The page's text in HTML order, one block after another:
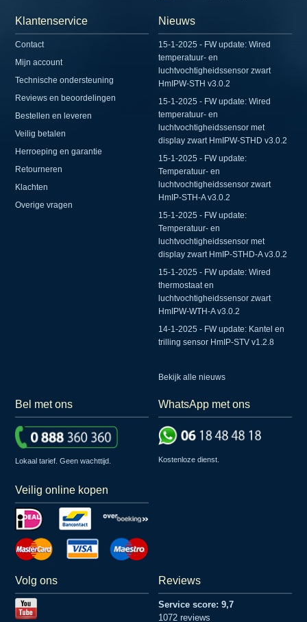
Klantenservice
Contact
Mijn account
Technische ondersteuning
Reviews en beoordelingen
Bestellen en leveren
Veilig betalen
Herroeping en garantie
Retourneren
Klachten
Overige vragen
Nieuws
15-1-2025 - FW update: Wired
temperatuur- en
luchtvochtigheidssensor zwart
HmIPW-STH v3.0.2
15-1-2025 - FW update: Wired
temperatuur- en
luchtvochtigheidssensor met
display zwart HmIPW-STHD v3.0.2
15-1-2025 - FW update:
Temperatuur- en
luchtvochtigheidssensor zwart
HmIP-STH-A v3.0.2
15-1-2025 - FW update:
Temperatuur- en
luchtvochtigheidssensor met
display zwart HmIP-STHD-A v3.0.2
15-1-2025 - FW update: Wired
thermostaat en
luchtvochtigheidssensor zwart
HmIPW-WTH-A v3.0.2
14-1-2025 - FW update: Kantel en
trilling sensor HmIP-STV v1.2.8
Bekijk alle nieuws
Bel met ons
Lokaal tarief. Geen wachttijd.
WhatsApp met ons
Kostenloze dienst.
Veilig online kopen
Volg ons Reviews
Service score: 9,7
1072 reviews